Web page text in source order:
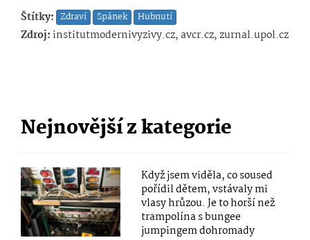
Štítky: Zdraví Spánek Hubnutí
Zdroj: institutmodernivyzivy.cz, avcr.cz, zurnal.upol.cz
Nejnovější z kategorie
Když jsem viděla, co soused
pořídil dětem, vstávaly mi
vlasy hrůzou. Je to horší než
trampolína s bungee
jumpingem dohromady